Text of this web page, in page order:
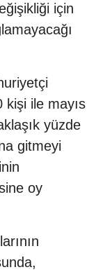
için
kişi ile mayıs
yüzde
gitmeyi
oy